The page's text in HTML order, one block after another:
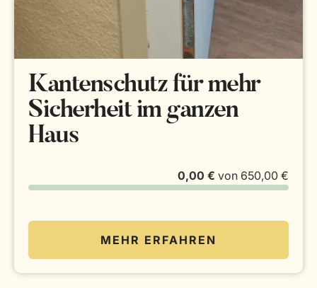
Kantenschutz für mehr
Sicherheit im ganzen
Haus
0,00 € von 650,00 €
MEHR ERFAHREN